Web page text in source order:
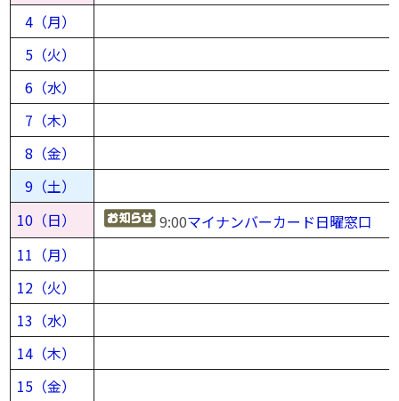
4（月）
5（火）
6（水）
7（木）
8（金）
9（土）
10（日）
9:00マイナンバーカード日曜窓口
11（月）
12（火）
13（水）
14（木）
15（金）